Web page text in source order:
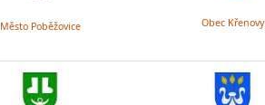
Město Poběžovice Obec Křenovy